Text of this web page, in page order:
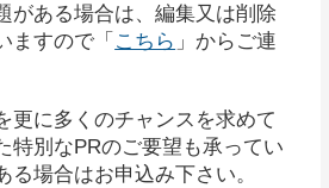
がある場合は、編集又は削除
ますので「 こちら 」からご連
更に多くのチャンスを求めて
特別なPRのご要望も承ってい
る場合はお申込み下さい。